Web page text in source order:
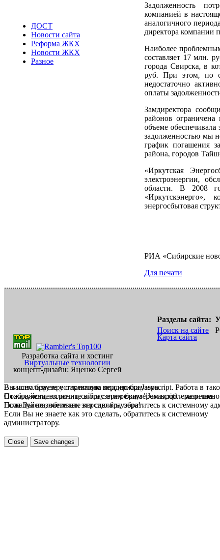
ДОСТ
Новости сайта
Реформа ЖКХ
Новости ЖКХ
Разное
Задолженность
компанией в
аналогичного
директора компании
Наиболее
составляет 17 млн.
города Свирска, в
руб. При этом, по
недостаточно
оплаты
Замдиректора
районов
объеме
задолженностью мы
график погашения
района, городов
«Иркутская
электроэнергии,
области. В 2008
«Иркутскэнерго»,
энергосбытовая
РИА «Сибирские
Для печати
Разработка сайта и хостинг
Виртуальные технологии
концепт-дизайн: Яценко Сергей
Разделы сайта:
Поиск на сайте
Карта сайта
В вашем браузере отключена поддержка Jasvscript. Работа в
Пожалуйста, включите в браузере режим "Javascript -
Если Вы не знаете как это сделать, обратитесь к системному
Вы используете устаревшую версию браузера.
Отображение страниц сайта с этим браузером проблематична.
Пожалуйста, обновите версию браузера!
Если Вы не знаете как это сделать, обратитесь к системному
администратору.
Close Save changes